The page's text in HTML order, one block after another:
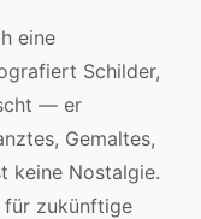
eine
Schilder,
— er
Gemaltes,
keine Nostalgie.
für zukünftige